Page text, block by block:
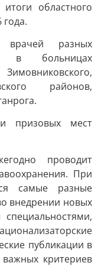
областного
врачей разных
в больницах
районов,
призовых мест
проводит
При
самые разные
внедрении новых
публикации в
критериев